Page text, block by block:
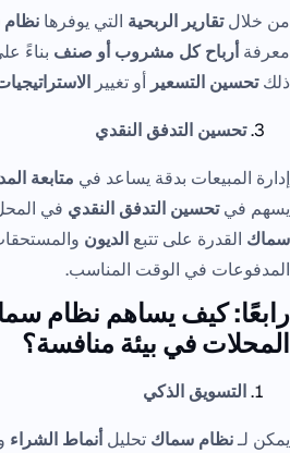
من خلالتقارير الربحية التي يوفرها
معرفة أرباح كل مشروب أو صنف بناءً
ذلكتحسين التسعير أو تغيير
تحسين التدفق النقدي
إدارة المبيعات بدقة يساعد في متابعة
يسهم فيتحسين التدفق النقدي في
سماك القدرة على تتبع الديون
المدفوعات في الوقت المناسب.
رابعًا: كيف يساهم نظام
المحلات في بيئة منافسة؟
التسويق الذكي
يمكن لـنظام سماك تحليل أنماط الشراء